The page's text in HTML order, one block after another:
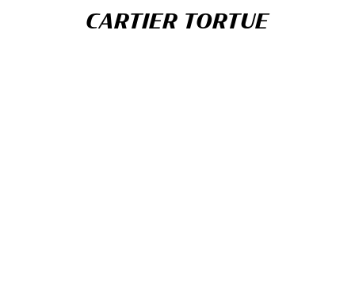
CARTIER TORTUE